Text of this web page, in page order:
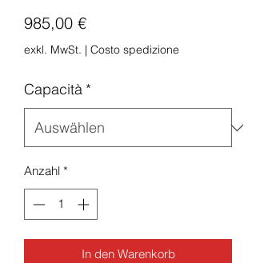
985,00 €Preis
exkl. MwSt. | Costo spedizione
Capacità *
Anzahl *
In den Warenkorb